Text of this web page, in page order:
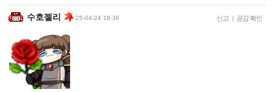
수호젤리 25-04-24 18:36 신고 | 공감 확인